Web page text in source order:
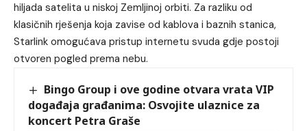
hiljada satelita u niskoj Zemljinoj orbiti. Za razliku od
klasičnih rješenja koja zavise od kablova i baznih stanica,
Starlink omogućava pristup internetu svuda gdje postoji
otvoren pogled prema nebu.
Bingo Group i ove godine otvara vrata VIP
događaja građanima: Osvojite ulaznice za
koncert Petra Graše